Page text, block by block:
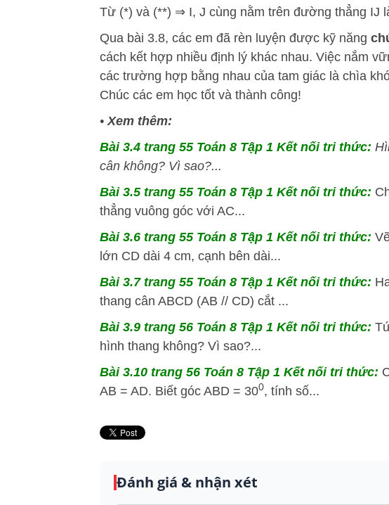
Từ (*) và (**) ⇒ I, J cùng nằm trên đường thẳng IJ
Qua bài 3.8, các em đã rèn luyện được kỹ năng
cách kết hợp nhiều định lý khác nhau. Việc nắm
các trường hợp bằng nhau của tam giác là chìa
Chúc các em học tốt và thành công!
•Xem thêm:
Bài 3.4 trang 55 Toán 8 Tập 1 Kết nối tri thức:
cân không? Vì sao?...
Bài 3.5 trang 55 Toán 8 Tập 1 Kết nối tri thức:
thẳng vuông góc với AC...
Bài 3.6 trang 55 Toán 8 Tập 1 Kết nối tri thức:
lớn CD dài 4 cm, cạnh bên dài...
Bài 3.7 trang 55 Toán 8 Tập 1 Kết nối tri thức:
thang cân ABCD (AB // CD) cắt ...
Bài 3.9 trang 56 Toán 8 Tập 1 Kết nối tri thức:
hình thang không? Vì sao?...
Bài 3.10 trang 56 Toán 8 Tập 1 Kết nối tri thức:
AB = AD. Biết góc ABD = 300, tính số...
Đánh giá & nhận xét